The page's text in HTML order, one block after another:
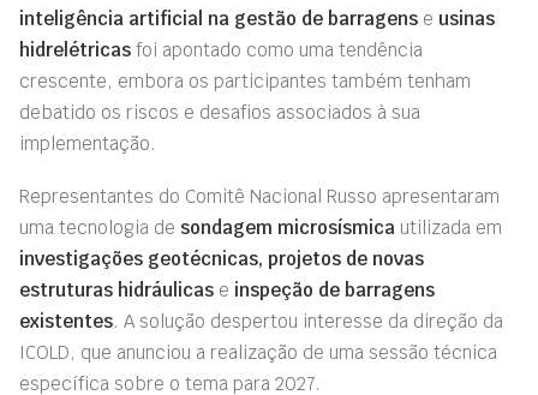
inteligência artificial na gestão de barragens e usinas
hidrelétricas foi apontado como uma tendência
crescente, embora os participantes também tenham
debatido os riscos e desafios associados à sua
implementação.
Representantes do Comitê Nacional Russo apresentaram
uma tecnologia de sondagem microsísmica utilizada em
investigações geotécnicas, projetos de novas
estruturas hidráulicas e inspeção de barragens
existentes. A solução despertou interesse da direção da
ICOLD, que anunciou a realização de uma sessão técnica
específica sobre o tema para 2027.